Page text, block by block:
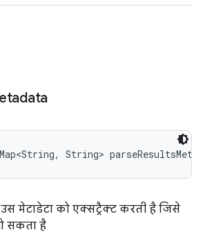
String>
उस मेटाडेटा को एक्सट्रैक्ट करती है जिसे
सकता है